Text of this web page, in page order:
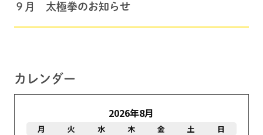
９月 太極拳のお知らせ
カレンダー
2026年8月
月 火 水 木 金 土
日